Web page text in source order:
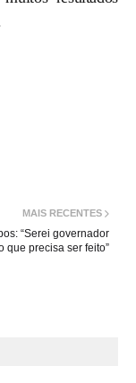
MAIS RECENTES
“Serei governador
que precisa ser feito”